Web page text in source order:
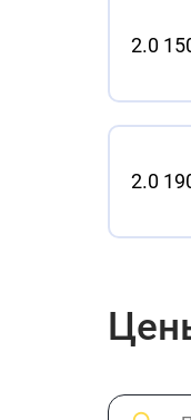
2.0
2.0